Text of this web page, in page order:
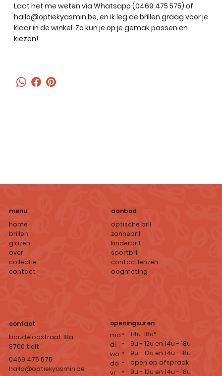
Laat het me weten via Whatsapp (0469 475 575) of
hallo@optiekyasmin.be, en ik leg de brillen graag voor je
klaar in de winkel. Zo kun je op je gemak passen en
kiezen!
contact
baudeloostraat 18a
8700 tielt
0469 475 575
hallo@optiekyasmin.be
ma
di
wo
do
vr
• 14u-18u*
• 9u - 12u en 14u - 18u
• 9u - 12u en 14u - 18u
• open op afspraak
• 9u - 12u en 14u - 18u
openingsuren
menu
home
brillen
glazen
over
collectie
contact
aanbod
optische bril
zonnebril
kinderbril
sportbril
contactlenzen
oogmeting